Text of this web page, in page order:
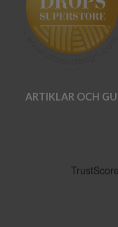
ARTIKLAR OCH